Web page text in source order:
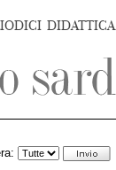
DIDATTICA